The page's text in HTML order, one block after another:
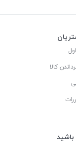
کالا
باشید